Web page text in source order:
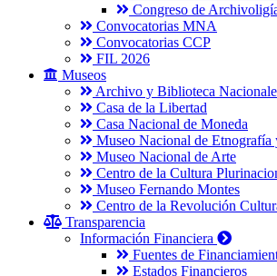
Congreso de
Convocatorias MNA
Convocatorias CCP
FIL 2026
Museos
Archivo y Biblioteca
Casa de la Libertad
Casa Nacional de Moneda
Museo Nacional de Etnografía
Museo Nacional de Arte
Centro de la Cultura
Museo Fernando Montes
Centro de la Revolución
Transparencia
Información Financiera
Fuentes de
Estados Financieros